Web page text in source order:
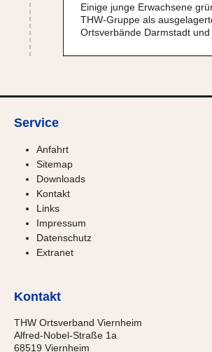
Einige junge Erwachsene
THW-Gruppe als
Ortsverbände Darmstadt
Service
Anfahrt
Sitemap
Downloads
Kontakt
Links
Impressum
Datenschutz
Extranet
Kontakt
THW Ortsverband Viernheim
Alfred-Nobel-Straße 1a
68519 Viernheim